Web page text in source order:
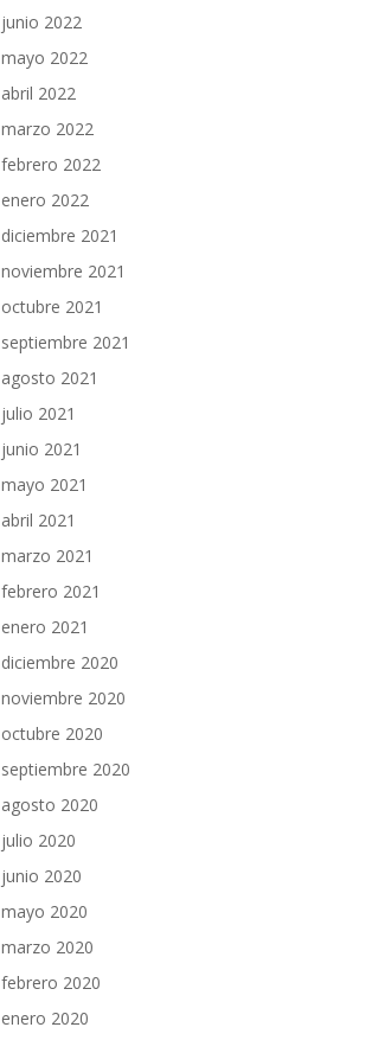
junio 2022
mayo 2022
abril 2022
marzo 2022
febrero 2022
enero 2022
diciembre 2021
noviembre 2021
octubre 2021
septiembre 2021
agosto 2021
julio 2021
junio 2021
mayo 2021
abril 2021
marzo 2021
febrero 2021
enero 2021
diciembre 2020
noviembre 2020
octubre 2020
septiembre 2020
agosto 2020
julio 2020
junio 2020
mayo 2020
marzo 2020
febrero 2020
enero 2020